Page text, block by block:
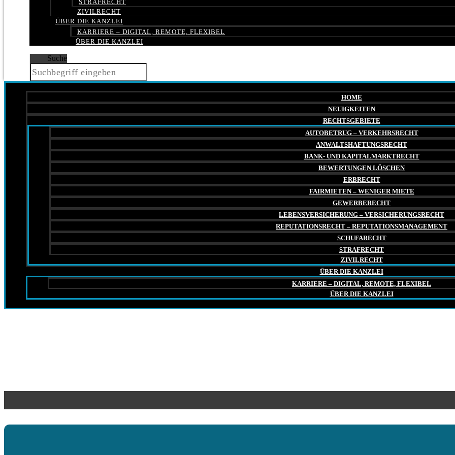
STRAFRECHT
ZIVILRECHT
ÜBER DIE KANZLEI
KARRIERE – DIGITAL, REMOTE, FLEXIBEL
ÜBER DIE KANZLEI
Suche
HOME
NEUIGKEITEN
RECHTSGEBIETE
AUTOBETRUG – VERKEHRSRECHT
ANWALTSHAFTUNGSRECHT
BANK- UND KAPITALMARKTRECHT
BEWERTUNGEN LÖSCHEN
ERBRECHT
FAIRMIETEN – WENIGER MIETE
GEWERBERECHT
LEBENSVERSICHERUNG – VERSICHERUNGSRECHT
REPUTATIONSRECHT – REPUTATIONSMANAGEMENT
SCHUFARECHT
STRAFRECHT
ZIVILRECHT
ÜBER DIE KANZLEI
KARRIERE – DIGITAL, REMOTE, FLEXIBEL
ÜBER DIE KANZLEI